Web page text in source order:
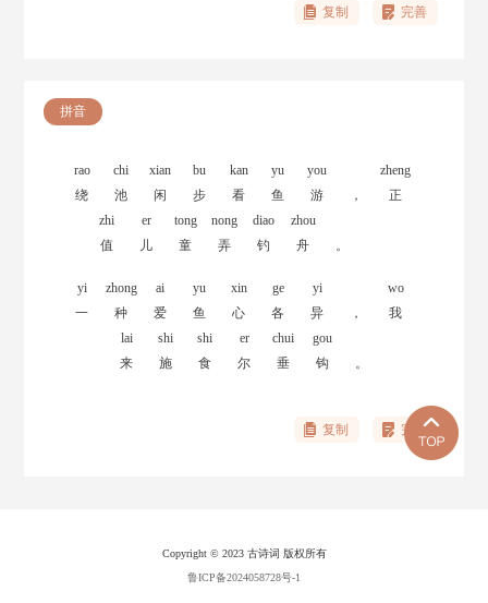
复制 完善
拼音
rao
绕
chi
池
xian
闲
bu
步
kan
看
yu
鱼
you
游
，
zheng
正
zhi
值
er
儿
tong
童
nong
弄
diao
钓
zhou
舟
。
yi
一
zhong
种
ai
爱
yu
鱼
xin
心
ge
各
yi
异
，
wo
我
lai
来
shi
施
shi
食
er
尔
chui
垂
gou
钩
。
复制 完善
Copyright © 2023 古诗词 版权所有
鲁ICP备2024058728号-1